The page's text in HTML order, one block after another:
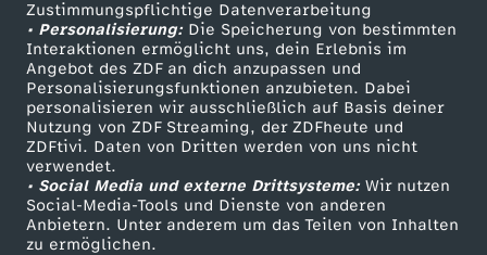
Zustimmungspflichtige Datenverarbeitung
• Personalisierung:Die Speicherung von bestimmten
Interaktionen ermöglicht uns, dein Erlebnis im
Angebot des ZDF an dich anzupassen und
Personalisierungsfunktionen anzubieten. Dabei
personalisieren wir ausschließlich auf Basis deiner
Nutzung von ZDF Streaming, der ZDFheute und
ZDFtivi. Daten von Dritten werden von uns nicht
verwendet.
• Social Media und externe Drittsysteme:Wir nutzen
Social-Media-Tools und Dienste von anderen
Anbietern. Unter anderem um das Teilen von Inhalten
zu ermöglichen.
Livestreams
Sendungen A-Z
TV-Programm
Zuschauerservice
Hilfe
ZDF Unternehmen
Karriere